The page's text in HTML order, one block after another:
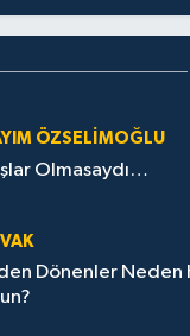
ÖZSELİMOĞLU
Olmasaydı…
Dönenler Neden